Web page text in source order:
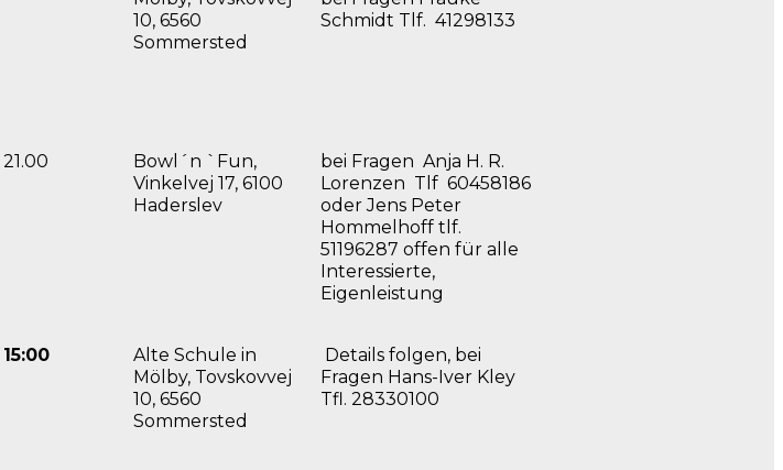
10, 6560
Sommersted
Schmidt Tlf. 41298133
21.00
Bowl´n `Fun,
Vinkelvej 17, 6100
Haderslev
bei Fragen Anja H. R.
Lorenzen Tlf 60458186
oder Jens Peter
Hommelhoff tlf.
51196287 offen für alle
Interessierte,
Eigenleistung
15:00
Alte Schule in
Mölby, Tovskovvej
10, 6560
Sommersted
Details folgen, bei
Fragen Hans-Iver Kley
Tfl. 28330100